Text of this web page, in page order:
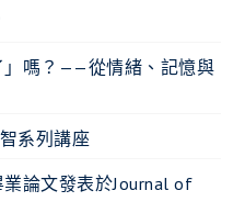
」嗎？——從情緒、記憶與
系列講座
論文發表於Journal of